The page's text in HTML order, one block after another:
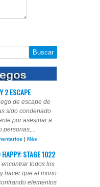
2 ESCAPE
de escape de
sido condenado
por asesinar a
personas,...
Más
HAPPY: STAGE 1022
todos los
hacer que el mono
elementos